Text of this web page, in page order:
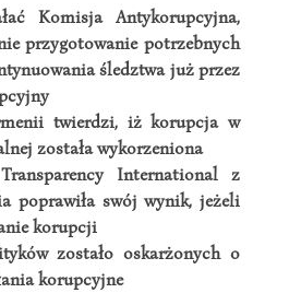
Komisja Antykorupcyjna,
przygotowanie potrzebnych
śledztwa już przez
twierdzi, iż korupcja w
została wykorzeniona
International z
poprawiła swój wynik, jeżeli
korupcji
zostało oskarżonych o
korupcyjne